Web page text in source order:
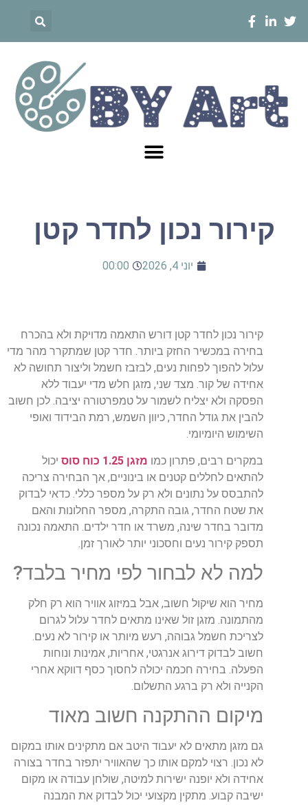
קירור נכון לחדר קטן
יוני 4, 2026 00:00
קירור נכון לחדר קטן דורש התאמה מדויקת ולא בהכרח
בחירה במכשיר החזק ביותר. חדר קטן שמתקרר מהר מדי
עלול להפוך לפחות נעים, לבזבז חשמל וליצור תחושה לא
אחידה של קור. מצד שני, מזגן חלש מדי יעבוד ללא
הפסקה ולא יצליח לשמור על טמפרטורה יציבה. לכן חשוב
להבין את גודל החדר, כיוון השמש, רמת הבידוד ואופי
השימוש היומיומי.
במקרים רבים, פתרון כמו מזגן 1.25 כוח סוס
יכול
להתאים לחללים קטנים או בינוניים, אך הבחירה צריכה
להתבסס על נתונים ולא רק על מספר כללי. כדאי לבדוק
את שטח החדר, גובה התקרה, מספר החלונות והאם
מדובר בחדר שינה, משרד או חדר ילדים. התאמה נכונה
תספק קירור נעים וחסכוני יותר לאורך זמן.
למה לא לבחור לפי מחיר בלבד?
מחיר הוא שיקול חשוב, אבל במיזוג אוויר הוא רק חלק
מהתמונה. מזגן זול שאינו מתאים לחדר עלול לגרום
לצריכת חשמל גבוהה, רעש מיותר או קירור לא נעים.
חשוב לבדוק דירוג אנרגטי, אחריות, אמינות ונוחות
הפעלה. בחירה חכמה יכולה לחסוך כסף דווקא אחרי
הקנייה ולא רק ברגע התשלום.
מיקום ההתקנה חשוב מאוד
גם מזגן מתאים לא יעבוד היטב אם מתקינים אותו במקום
לא נכון. רצוי למקם אותו כך שהאוויר יתפזר בחדר בצורה
אחידה ולא יופנה ישירות למיטה, שולחן עבודה או מקום
ישיבה קבוע. מתקין מקצועי יכול לבדוק את המבנה